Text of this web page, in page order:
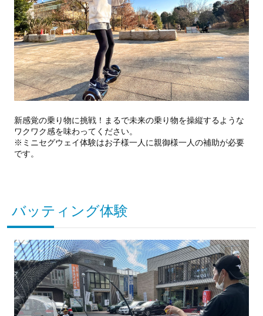
新感覚の乗り物に挑戦！まるで未来の乗り物を操縦するような
ワクワク感を味わってください。
※ミニセグウェイ体験はお子様一人に親御様一人の補助が必要
です。
バッティング体験